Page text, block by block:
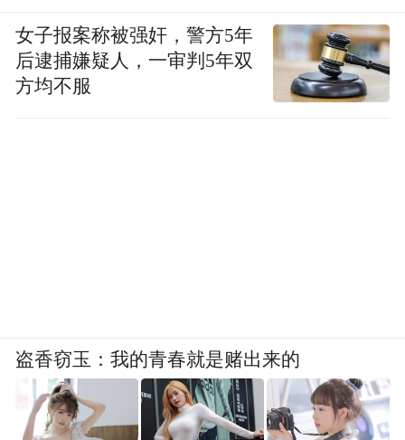
女子报案称被强奸，警方5年
后逮捕嫌疑人，一审判5年双
方均不服
盗香窃玉：我的青春就是赌出来的